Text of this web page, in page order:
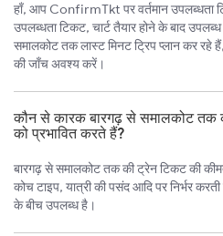
हाँ, आप ConfirmTkt पर वर्तमान उपलब्धता
उपलब्धता टिकट, चार्ट तैयार होने के बाद
समालकोट तक लास्ट मिनट ट्रिप प्लान कर रहे हैं,
की जाँच अवश्य करें।
कौन से कारक बारगढ़ से समालकोट तक
को प्रभावित करते हैं?
बारगढ़ से समालकोट तक की ट्रेन टिकट की
कोच टाइप, यात्री की पसंद आदि पर निर्भर
के बीच उपलब्ध है।